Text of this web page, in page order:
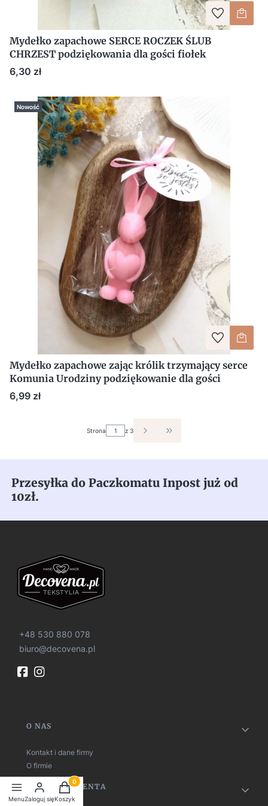
Mydełko zapachowe SERCE ROCZEK ŚLUB
CHRZEST podziękowania dla gości fiołek
Cena
6,30 zł
Nowość
Mydełko zapachowe zając królik trzymający serce
Komunia Urodziny podziękowanie dla gości
Cena
6,99 zł
Strona z 3 PRZEJDŹ DO OSTATNIEJ
Przesyłka do Paczkomatu Inpost już od
10zł.
+48 530 880 078
biuro@decovena.pl
Linki w stopce
O NAS
Kontakt i dane firmy
O firmie
OBSŁUGA KLIENTA
MenuZaloguj się
Produkty w koszyku: 0. Zobacz szczegóły
Koszyk